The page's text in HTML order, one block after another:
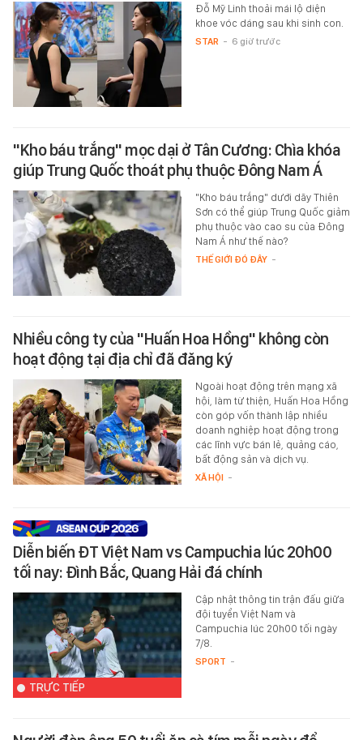
Đỗ Mỹ Linh thoải mái lộ diện
khoe vóc dáng sau khi sinh con.
STAR - 6 giờ trước
"Kho báu trắng" mọc dại ở Tân Cương: Chìa khóa
giúp Trung Quốc thoát phụ thuộc Đông Nam Á
"Kho báu trắng" dưới dãy Thiên
Sơn có thể giúp Trung Quốc giảm
phụ thuộc vào cao su của Đông
Nam Á như thế nào?
THẾ GIỚI ĐÓ ĐÂY -
Nhiều công ty của "Huấn Hoa Hồng" không còn
hoạt động tại địa chỉ đã đăng ký
Ngoài hoạt động trên mạng xã
hội, làm từ thiện, Huấn Hoa Hồng
còn góp vốn thành lập nhiều
doanh nghiệp hoạt động trong
các lĩnh vực bán lẻ, quảng cáo,
bất động sản và dịch vụ.
XÃ HỘI -
Diễn biến ĐT Việt Nam vs Campuchia lúc 20h00
tối nay: Đình Bắc, Quang Hải đá chính
TRỰC TIẾP
Cập nhật thông tin trận đấu giữa
đội tuyển Việt Nam và
Campuchia lúc 20h00 tối ngày
7/8.
SPORT -